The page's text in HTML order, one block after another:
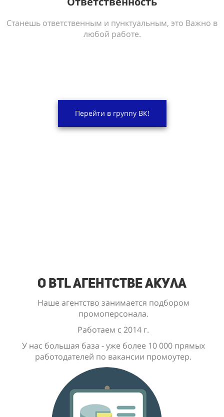
Станешь ответственным и пунктуальным, это Важно в
любой работе.
Перейти в группу ВК!
О BTL Агентстве Акула
Наше агентство занимается подбором
промоперсонала.
Работаем с 2014 г.
У нас большая база - уже более 10 000 прямых
работодателей по вакансии промоутер.